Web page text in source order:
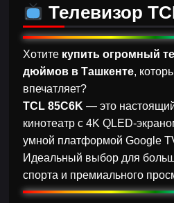
Телевизор
Хотите купить огромный
дюймов в Ташкенте,
впечатляет?
TCL 85C6K — это
кинотеатр с 4K QLED-
умной платформой Google
Идеальный выбор для
спорта и премиального